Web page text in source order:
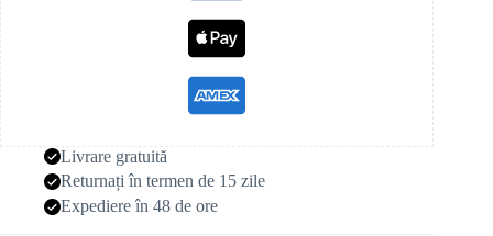
Livrare gratuită
Returnați în termen de 15 zile
Expediere în 48 de ore